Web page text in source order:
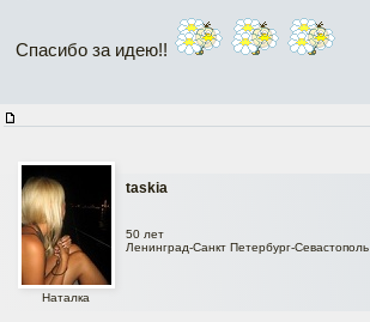
Спасибо за идею!!
taskia
Наталка
50 лет
Ленинград-Санкт Петербург-Севастополь